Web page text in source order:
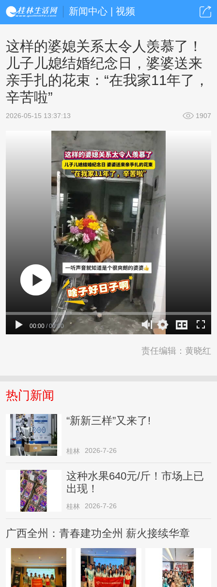
新闻中心 | 视频
这样的婆媳关系太令人羡慕了！
儿子儿媳结婚纪念日，婆婆送来
亲手扎的花束：“在我家11年了，
辛苦啦”
2026-05-15 13:37:13 1907
00:00 / 00:00
责任编辑：黄晓红
热门新闻
“新新三样”又来了!
桂林 2026-7-26
这种水果640元/斤！市场上已
出现！
桂林 2026-7-26
广西全州：青春建功全州 薪火接续华章